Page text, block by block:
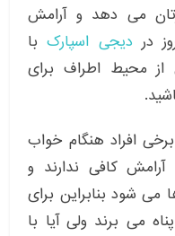
می دهد و آرامش
در دیجی اسپارک با
محیط اطراف برای
افراد هنگام خواب
کافی ندارند و
شود بنابراین برای
می برند ولی آیا با